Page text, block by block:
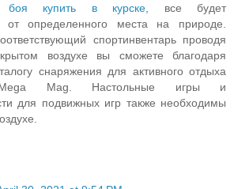
боя купить в курске , все будет
от определенного места на природе.
спортинвентарь проводя
воздухе вы сможете благодаря
снаряжения для активного отдыха
Mag. Настольные игры и
для подвижных игр также необходимы